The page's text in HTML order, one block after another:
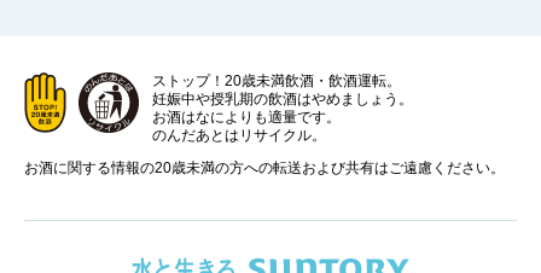
ストップ！20歳未満飲酒・飲酒運転。
妊娠中や授乳期の飲酒はやめましょう。
お酒はなによりも適量です。
のんだあとはリサイクル。
お酒に関する情報の20歳未満の方への転送および共有はご遠慮ください。